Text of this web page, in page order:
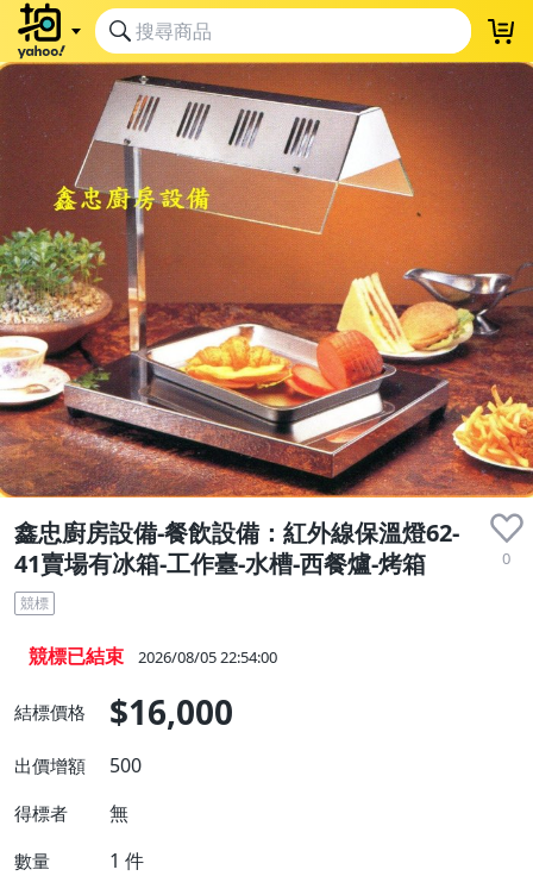
鑫忠廚房設備-餐飲設備：紅外線保溫燈62-
41賣場有冰箱-工作臺-水槽-西餐爐-烤箱
0
競標
競標已結束 2026/08/05 22:54:00
結標價格 $16,000
出價增額 500
得標者 無
數量 1 件